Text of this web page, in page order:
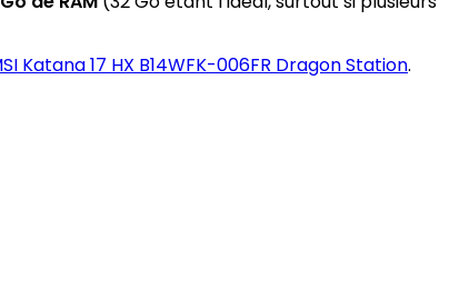
Katana 17 HX B14WFK-006FR Dragon Station.